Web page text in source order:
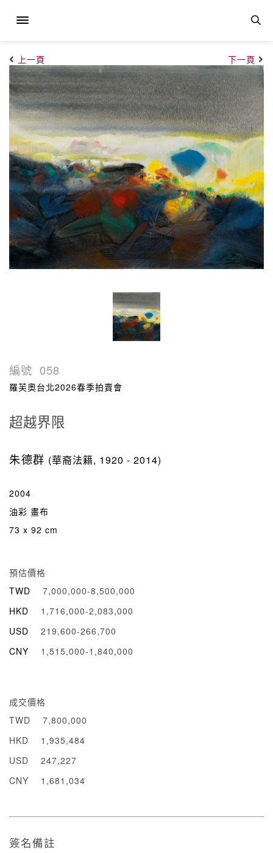
上一頁 下一頁
編號 058
羅芙奧台北2026春季拍賣會
超越界限
朱德群 (華裔法籍, 1920 - 2014)
2004
油彩 畫布
73 x 92 cm
預估價格
TWD
7,000,000-8,500,000
HKD
1,716,000-2,083,000
USD
219,600-266,700
CNY
1,515,000-1,840,000
成交價格
TWD
7,800,000
HKD
1,935,484
USD
247,227
CNY
1,681,034
簽名備註